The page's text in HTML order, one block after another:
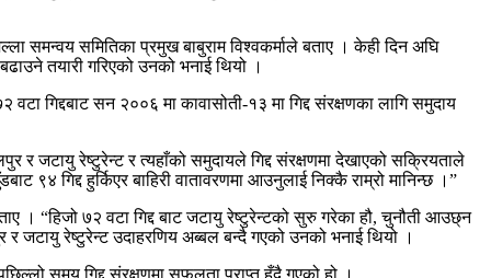
समन्वय समितिका प्रमुख बाबुराम विश्वकर्माले बताए । केही दिन अघि
तयारी गरिएको उनको भनाई थियो ।
गिद्दबाट सन २००६ मा कावासोती-१३ मा गिद्द संरक्षणका लागि समुदाय
र जटायु रेष्टुरेन्ट र त्यहाँको समुदायले गिद्द संरक्षणमा देखाएको सक्रियताले
गिद्द हुर्किएर बाहिरी वातावरणमा आउनुलाई निक्कै राम्रो मानिन्छ ।”
। “हिजो ७२ वटा गिद्द बाट जटायु रेष्टुरेन्टको सुरु गरेका हौ, चुनौती आउछ्न
जटायु रेष्टुरेन्ट उदाहरणिय अब्बल बन्दै गएको उनको भनाई थियो ।
समय गिद्द संरक्षणमा सफलता प्राप्त हुँदै गएको हो ।